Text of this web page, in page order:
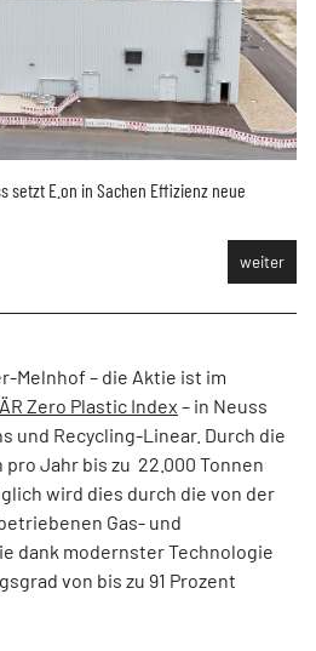
setzt E.on in Sachen Effizienz neue
weiter
Melnhof – die Aktie ist im
Zero Plastic Index – in Neuss
und Recycling-Linear. Durch die
pro Jahr bis zu 22.000 Tonnen
wird dies durch die von der
Gas- und
dank modernster Technologie
von bis zu 91 Prozent